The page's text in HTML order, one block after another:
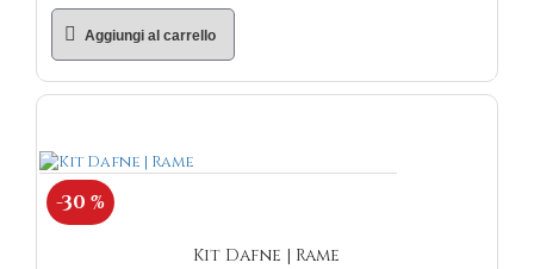
Aggiungi al carrello
-30 %
Kit Dafne | Rame